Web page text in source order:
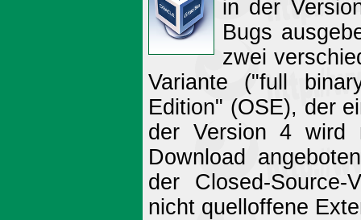
in der
Bugs
zwei
Variante ("full
Edition" (OSE), der
der Version 4 wird
Download
der Closed-
nicht quelloffene